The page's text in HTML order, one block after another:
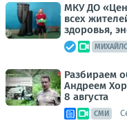
МКУ ДО
всех
здоровья,
Разбираем
Андреем
8 августа
СМИ